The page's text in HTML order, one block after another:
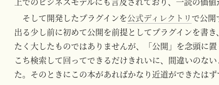
上でのビジネスモデルにも言及されており、一読の価値
そして開発したプラグインを公式ディレクトリ で公開
出る少し前に初めて公開を前提としてプラグインを書
たく大したものではありませんが、「公開」を念頭に
こち検索して回ってできるだけきれいに、間違いのな
た。そのときにこの本があればかなり近道ができたはず